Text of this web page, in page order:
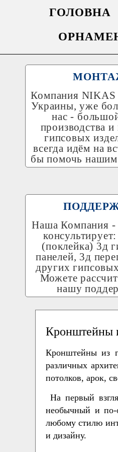
ГОЛОВНА
Компания NIKAS
Украины, уже
нас -
производства
гипсовых
всегда идём на
бы помочь нашим
Наша Компания -
(поклейка) 3д
панелей, 3д
других
Можете
нашу
Кронштейны
Кронштейны из
различных
потолков, арок,
На первый
необычный и по-
любому стилю
и дизайну.